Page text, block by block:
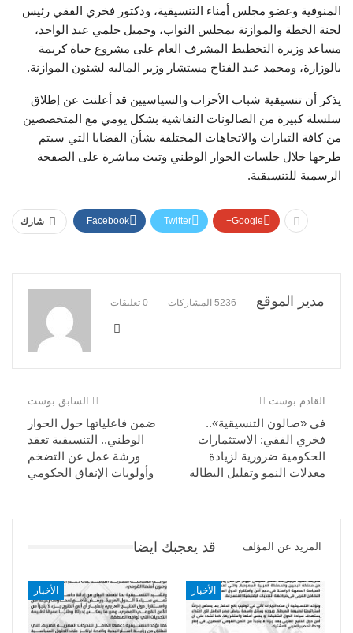
المنوفية وعضو مجلس أمناء التنسيقية، ودكتور فخري الفقي رئيس
لجنة الخطة والموازنة بمجلس النواب، وجميل حلمي عبد الواحد،
مساعد وزيرة التخطيط المشرف العام على مشروع حياة كريمة
بالوزارة، ومحمد عبد الفتاح مستشار وزير الماليه لشئون الموازنة.
يذكر أن تنسيقية شباب الأحزاب والسياسيين قد أعلنت عن إطلاق
سلسلة كبيرة من الصالونات النقاشية بشكل يومي مع المتخصصين
من كافة التيارات والاتجاهات المختلفة بشأن القضايا التي سيتم
طرحها خلال جلسات الحوار الوطني وتبث مباشرة على الصفحة
الرسمية للتنسيقية.
شارك Facebook Twitter Google+
مدير الموقع 5236 المشاركات 0 تعليقات
السابق بوست
ضمن فاعلياتها حول الحوار
الوطني.. التنسيقية تعقد
ورشة عمل عن التضخم
وأولويات الإنفاق الحكومي
القادم بوست
في «صالون التنسيقية»..
فخري الفقي: الاستثمارات
الحكومية ضرورية لزيادة
معدلات النمو وتقليل البطالة
قد يعجبك ايضا المزيد عن المؤلف
الأخبار الأخبار